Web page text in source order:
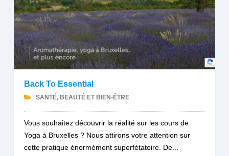
Back To Essential
SANTÉ, BEAUTÉ ET BIEN-ÊTRE
Vous souhaitez découvrir la réalité sur les cours de
Yoga à Bruxelles ? Nous attirons votre attention sur
cette pratique énormément superfétatoire. De...